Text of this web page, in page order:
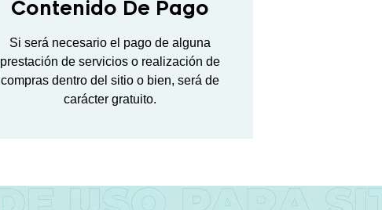
Contenido De Pago
Si será necesario el pago de alguna
prestación de servicios o realización de
compras dentro del sitio o bien, será de
carácter gratuito.